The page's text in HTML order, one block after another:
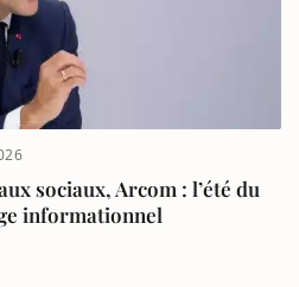
sociaux, Arcom : l’été du
informationnel